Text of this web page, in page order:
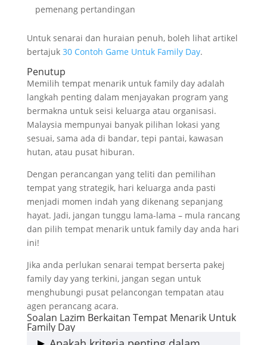
pemenang pertandingan
Untuk senarai dan huraian penuh, boleh lihat artikel
bertajuk 30 Contoh Game Untuk Family Day.
Penutup
Memilih tempat menarik untuk family day adalah
langkah penting dalam menjayakan program yang
bermakna untuk seisi keluarga atau organisasi.
Malaysia mempunyai banyak pilihan lokasi yang
sesuai, sama ada di bandar, tepi pantai, kawasan
hutan, atau pusat hiburan.
Dengan perancangan yang teliti dan pemilihan
tempat yang strategik, hari keluarga anda pasti
menjadi momen indah yang dikenang sepanjang
hayat. Jadi, jangan tunggu lama-lama – mula rancang
dan pilih tempat menarik untuk family day anda hari
ini!
Jika anda perlukan senarai tempat berserta pakej
family day yang terkini, jangan segan untuk
menghubungi pusat pelancongan tempatan atau
agen perancang acara.
Soalan Lazim Berkaitan Tempat Menarik Untuk
Family Day